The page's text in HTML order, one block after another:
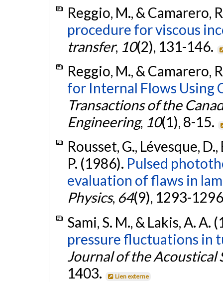
Reggio, M., & Camarero,
procedure for viscous
transfer, 10(2), 131-146.
Reggio, M., & Camarero,
for Internal Flows Using
Transactions of the
Engineering, 10(1), 8-15.
Rousset, G., Lévesque,
P. (1986). Pulsed
evaluation of flaws in
Physics, 64(9), 1293-
Sami, S. M., & Lakis, A. A.
pressure fluctuations in
Journal of the Acoustical
1403.
Lien externe